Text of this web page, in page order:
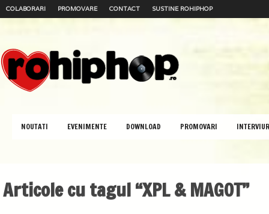
COLABORARI PROMOVARE CONTACT SUSTINE ROHIPHOP
NOUTATI EVENIMENTE DOWNLOAD PROMOVARI
Articole cu tagul “XPL & MAGOT”